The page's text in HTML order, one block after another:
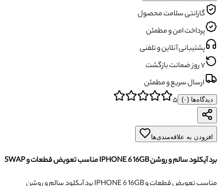
گارانتی سلامت محصول
پرداخت امن و مطمئن
پشتیبانی آنلاین و تلفنی
۷ روز ضمانت بازگشت
ارسال سریع و مطمئن
دیدگاه‌ها (۰) ۵
افزودن به علاقه‌مندی‌ها
برد آیکلود سالم و روشن IPHONE 6 16GB مناسب تعویض قطعات و SWAP